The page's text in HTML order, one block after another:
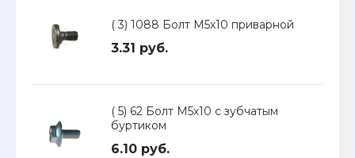
( 3) 1088 Болт М5х10 приварной
3.31 руб.
( 5) 62 Болт М5х10 с зубчатым
буртиком
6.10 руб.